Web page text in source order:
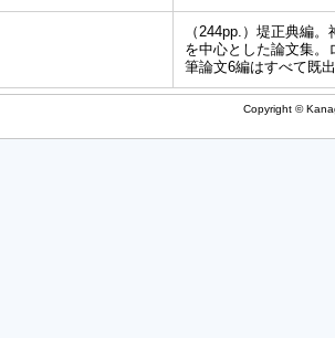
（244pp.）堤正典編
を中心とした論文集
筆論文6編はすべて既
Copyright ©